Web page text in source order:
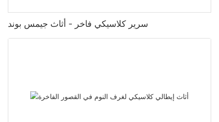
سرير كلاسيكي فاخر - أثاث جيمس بوند